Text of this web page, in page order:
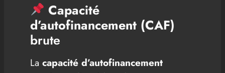
Capacité
d’autofinancement (CAF)
brute
La capacité d’autofinancement